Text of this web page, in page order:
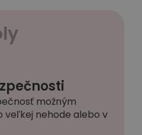
možným
veľkej nehode alebo v